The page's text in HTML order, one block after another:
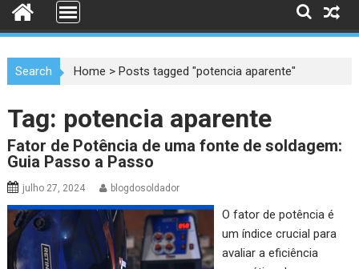
Search Home >Posts tagged "potencia aparente"
Tag: potencia aparente
Fator de Potência de uma fonte de soldagem:
Guia Passo a Passo
julho 27, 2024 blogdosoldador
O fator de potência é
um índice crucial para
avaliar a eficiência